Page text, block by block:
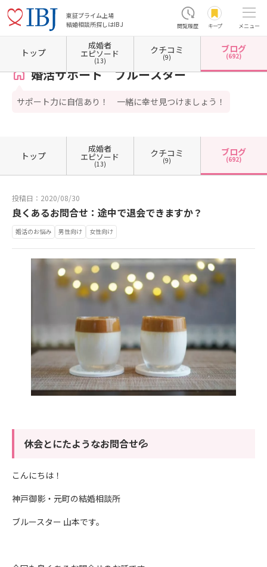
東証プライム上場
結婚相談所探しはIBJ
閲覧履歴 キープ メニュー
ホーム 兵庫県の結婚相談所 兵庫県神戸市 兵庫県神戸市東灘区 婚活サポート ブル
婚活サポート ブルースター
サポート力に自信あり！ 一緒に幸せ見つけましょう！
トップ
成婚者
エピソード
(13)
クチコミ
(9)
ブログ
(692)
トップ
成婚者
エピソード
(13)
クチコミ
(9)
ブログ
(692)
投稿日：2020/08/30
良くあるお問合せ：途中で退会できますか？
婚活のお悩み 男性向け 女性向け
休会とにたようなお問合せ💦
こんにちは！
神戸御影・元町の結婚相談所
ブルースター 山本です。